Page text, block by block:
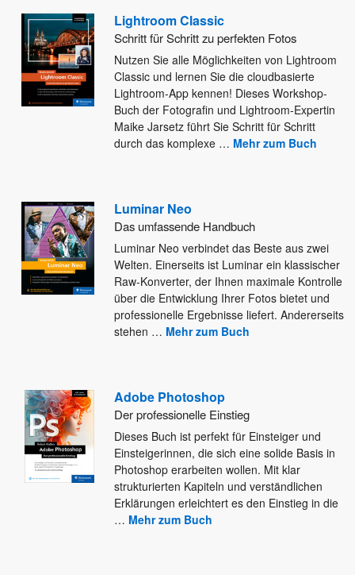
Lightroom Classic
Schritt für Schritt zu perfekten Fotos
Nutzen Sie alle Möglichkeiten von Lightroom
Classic und lernen Sie die cloudbasierte
Lightroom-App kennen! Dieses Workshop-
Buch der Fotografin und Lightroom-Expertin
Maike Jarsetz führt Sie Schritt für Schritt
durch das komplexe … Mehr zum Buch
Luminar Neo
Das umfassende Handbuch
Luminar Neo verbindet das Beste aus zwei
Welten. Einerseits ist Luminar ein klassischer
Raw-Konverter, der Ihnen maximale Kontrolle
über die Entwicklung Ihrer Fotos bietet und
professionelle Ergebnisse liefert. Andererseits
stehen … Mehr zum Buch
Adobe Photoshop
Der professionelle Einstieg
Dieses Buch ist perfekt für Einsteiger und
Einsteigerinnen, die sich eine solide Basis in
Photoshop erarbeiten wollen. Mit klar
strukturierten Kapiteln und verständlichen
Erklärungen erleichtert es den Einstieg in die
… Mehr zum Buch